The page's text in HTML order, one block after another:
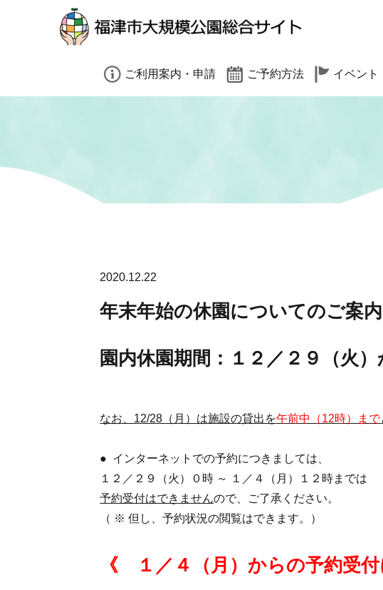
小（標準）
閉じる
ご利用案内・申請 ご予約方法 イベント
2020.12.22
年末年始の休園についてのご案内
園内休園期間：１２／２９（火
なお、12/28（月）は施設の貸出を午前中（12時）まで
● インターネットでの予約につきましては、
１２／２９（火）０時 ～ １／４（月）１２時までは
予約受付はできませんので、ご了承ください。
（ ※ 但し、予約状況の閲覧はできます。）
《 １／４（月）からの予約受